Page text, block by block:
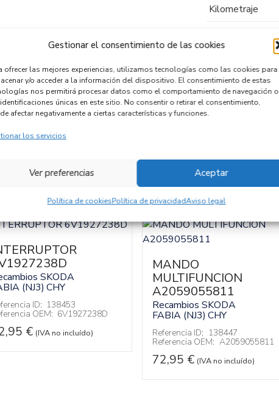
Gestionar el consentimiento de las cookies
ofrecer las mejores experiencias, utilizamos tecnologías como las cookies para
y/o acceder a la información del dispositivo. El consentimiento de estas
nos permitirá procesar datos como el comportamiento de navegación o
únicas en este sitio. No consentir o retirar el consentimiento,
afectar negativamente a ciertas características y funciones.
los servicios
Aceptar
Ver preferencias
Política de cookiesPolítica de privacidadAviso legal
Kilometraje
combustible
Código motor
Código cambio
SKODA
(NJ3) CHY
ID: 138453
OEM: 6V1927238D
€ (IVA no incluído)
MANDO
MULTIFUNCION
A2059055811
Recambios SKODA
FABIA (NJ3) CHY
Referencia ID: 138447
Referencia OEM: A2059055811
72,95 € (IVA no incluído)